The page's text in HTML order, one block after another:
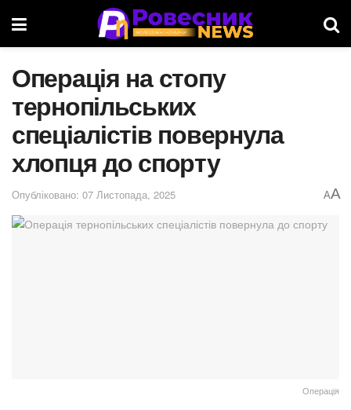
Операція на стопу
тернопільських
спеціалістів повернула
хлопця до спорту
Опубліковано: 07 Листопада, 2025 AA
Операція